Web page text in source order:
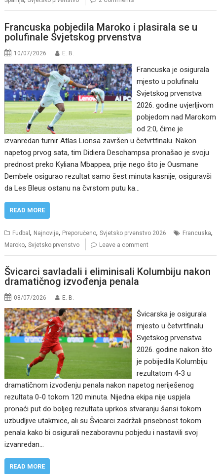
Francuska pobjedila Maroko i plasirala se u
polufinale Svjetskog prvenstva
10/07/2026 E. B.
Francuska je osigurala
mjesto u polufinalu
Svjetskog prvenstva
2026. godine uvjerljivom
pobjedom nad Marokom
od 2:0, čime je
izvanredan turnir Atlas Lionsa završen u četvrtfinalu. Nakon
napetog prvog sata, tim Didiera Deschampsa pronašao je svoju
prednost preko Kyliana Mbappea, prije nego što je Ousmane
Dembele osigurao rezultat samo šest minuta kasnije, osiguravši
da Les Bleus ostanu na čvrstom putu ka…
READ MORE
Fudbal, Najnovije, Preporučeno,Svjetsko prvenstvo 2026 Francuska,
Maroko,Svjetsko prvenstvo Leave a comment
Švicarci savladali i eliminisali Kolumbiju nakon
dramatičnog izvođenja penala
08/07/2026 E. B.
Švicarska je osigurala
mjesto u četvrtfinalu
Svjetskog prvenstva
2026. godine nakon što
je pobijedila Kolumbiju
rezultatom 4-3 u
dramatičnom izvođenju penala nakon napetog neriješenog
rezultata 0-0 tokom 120 minuta. Nijedna ekipa nije uspjela
pronaći put do boljeg rezultata uprkos stvaranju šansi tokom
uzbudljive utakmice, ali su Švicarci zadržali prisebnost tokom
penala kako bi osigurali nezaboravnu pobjedu i nastavili svoj
izvanredan…
READ MORE